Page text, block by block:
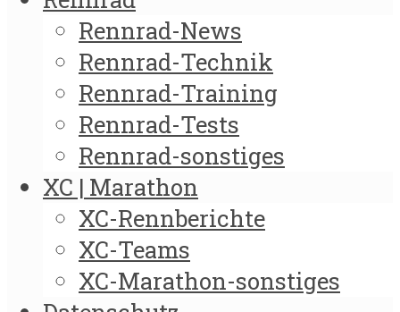
Rennrad-News
Rennrad-Technik
Rennrad-Training
Rennrad-Tests
Rennrad-sonstiges
XC | Marathon
XC-Rennberichte
XC-Teams
XC-Marathon-sonstiges